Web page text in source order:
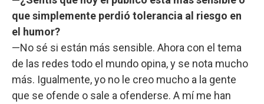
que simplemente perdió tolerancia al riesgo en
el humor?
—No sé si están más sensible. Ahora con el tema
de las redes todo el mundo opina, y se nota mucho
más. Igualmente, yo no le creo mucho a la gente
que se ofende o sale a ofenderse. A mí me han